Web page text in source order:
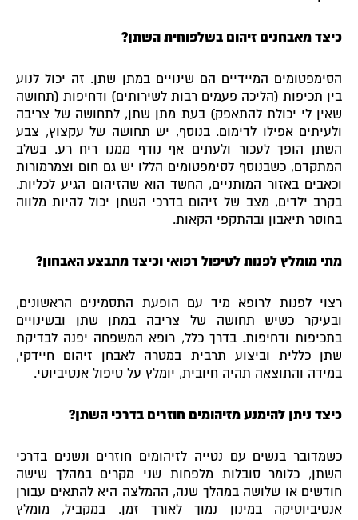
כיצד מאבחנים זיהום בשלפוחית השתן?
הסימפטומים המיידיים הם שינויים במתן שתן. זה יכול לנוע
בין תכיפות (הליכה פעמים רבות לשירותים) ודחיפות (תחושה
שאין לי יכולת להתאפק) בעת מתן שתן, לתחושה של צריבה
ולעיתים אפילו לדימום. בנוסף, יש תחושה של עקצוץ, צבע
השתן הופך לעכור ולעתים אף נודף ממנו ריח רע. בשלב
המתקדם, כשבנוסף לסימפטומים הללו יש גם חום וצמרמורות
וכאבים באזור המותניים, החשד הוא שהזיהום הגיע לכליות.
בקרב ילדים, מצב של זיהום בדרכי השתן יכול להיות מלווה
בחוסר תיאבון ובהתקפי הקאות.
מתי מומלץ לפנות לטיפול רפואי וכיצד מתבצע האבחון?
רצוי לפנות לרופא מיד עם הופעת התסמינים הראשונים,
ובעיקר כשיש תחושה של צריבה במתן שתן ובשינויים
בתכיפות ודחיפות. בדרך כלל, רופא המשפחה יפנה לבדיקת
שתן כללית וביצוע תרבית במטרה לאבחן זיהום חיידקי,
במידה והתוצאה תהיה חיובית, יומלץ על טיפול אנטיביוטי.
כיצד ניתן להימנע מזיהומים חוזרים בדרכי השתן?
כשמדובר בנשים עם נטייה לזיהומים חוזרים ונשנים בדרכי
השתן, כלומר סובלות מלפחות שני מקרים במהלך שישה
חודשים או שלושה במהלך שנה, ההמלצה היא להתאים עבורן
אנטיביוטיקה במינון נמוך לאורך זמן. במקביל, מומלץ